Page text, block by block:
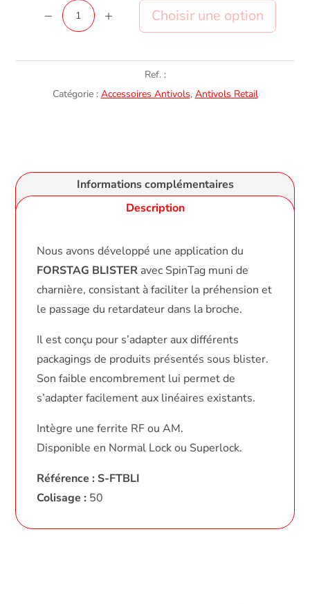
quantité
de
Ajouter au panier
Ref. :
Catégorie : Accessoires Antivols, Antivols Retail
Description
Informations complémentaires
Nous avons développé une application du
FORSTAG BLISTER avec SpinTag muni de
charnière, consistant à faciliter la préhension et
le passage du retardateur dans la broche.
Il est conçu pour s’adapter aux différents
packagings de produits présentés sous blister.
Son faible encombrement lui permet de
s’adapter facilement aux linéaires existants.
Intègre une ferrite RF ou AM.
Disponible en Normal Lock ou Superlock.
Référence : S-FTBLI
Colisage : 50